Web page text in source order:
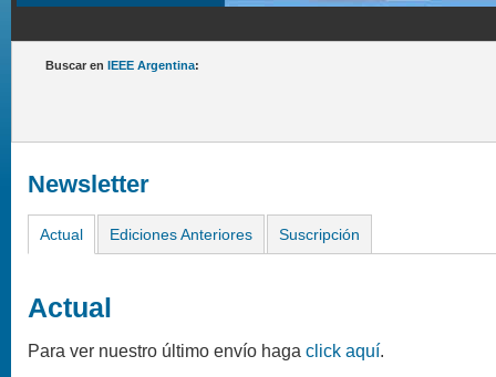
Buscar en IEEE Argentina:
Newsletter
Actual Ediciones Anteriores Suscripción
Actual
Para ver nuestro último envío haga click aquí.